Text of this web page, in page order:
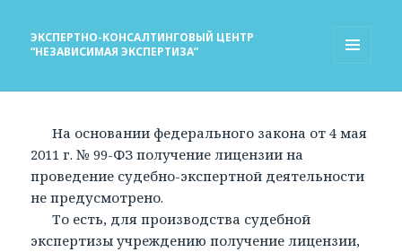
ЭКСПЕРТНО-КОНСАЛТИНГОВЫЙ ЦЕНТР
“НЕЗАВИСИМАЯ ЭКСПЕРТИЗА”
На основании федерального закона от 4 мая
2011 г. № 99-ФЗ получение лицензии на
проведение судебно-экспертной деятельности
не предусмотрено.
То есть, для производства судебной
экспертизы учреждению получение лицензии,